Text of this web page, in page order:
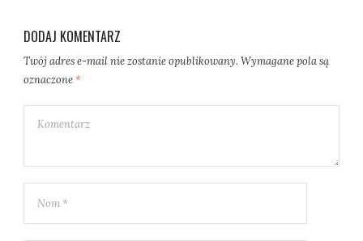
DODAJ KOMENTARZ
Twój adres e-mail nie zostanie opublikowany. Wymagane pola są
oznaczone*